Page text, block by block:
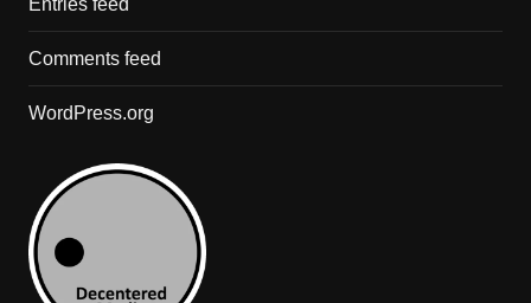
Entries feed
Comments feed
WordPress.org